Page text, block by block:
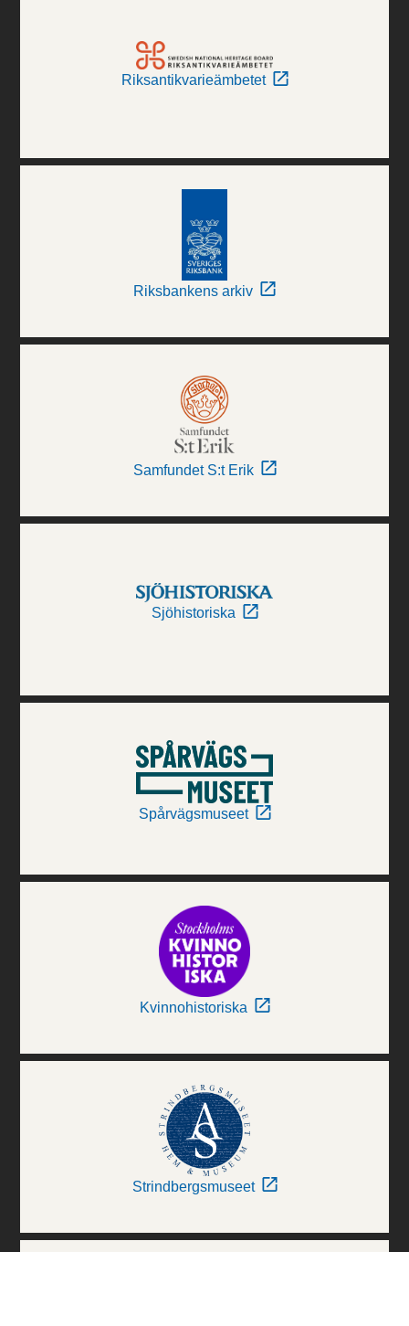
Riksantikvarieämbetet
Riksbankens arkiv
Samfundet S:t Erik
Sjöhistoriska
Spårvägsmuseet
Kvinnohistoriska
Strindbergsmuseet